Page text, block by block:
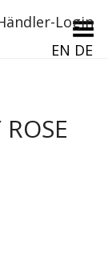
Login
EN DE
Menü umschalten